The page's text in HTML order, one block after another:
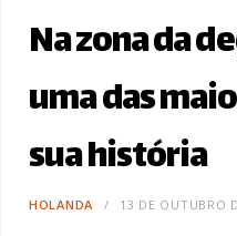
Na zona da
uma das
sua história
HOLANDA 13 DE OUTUBRO